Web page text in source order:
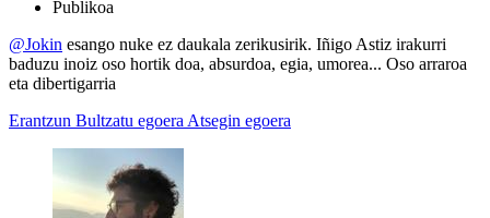
Publikoa
@Jokin esango nuke ez daukala zerikusirik. Iñigo Astiz irakurri
baduzu inoiz oso hortik doa, absurdoa, egia, umorea... Oso arraroa
eta dibertigarria
Erantzun Bultzatu egoera Atsegin egoera